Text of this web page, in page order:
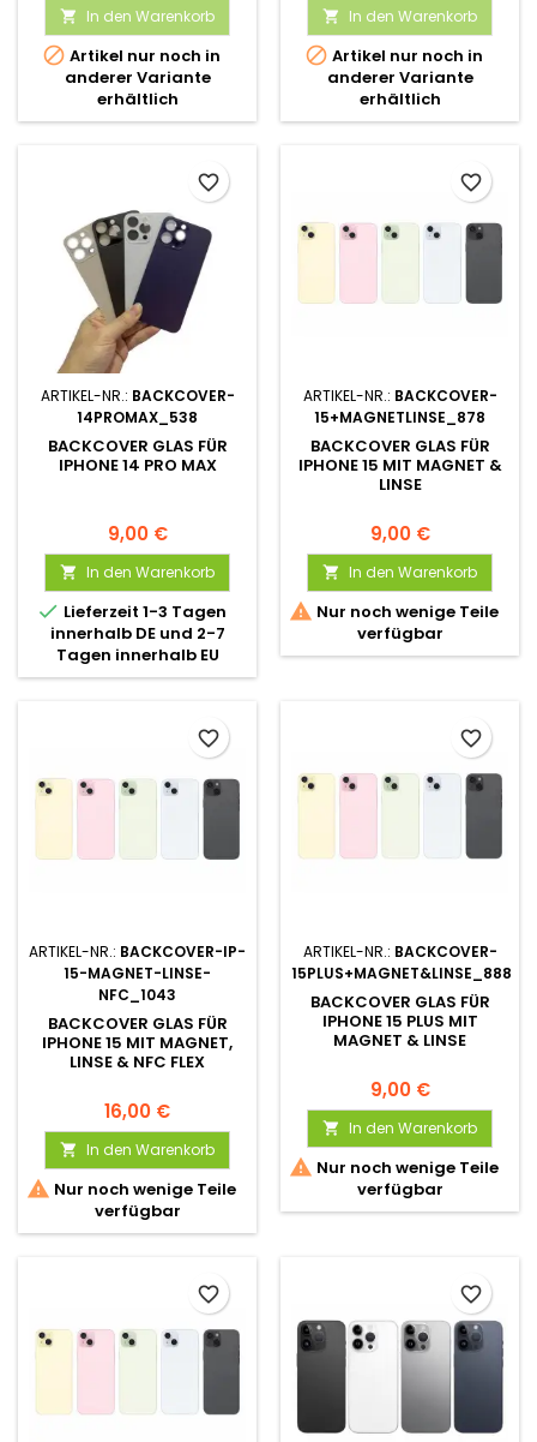
 In den Warenkorb
 Artikel nur noch in
anderer Variante
erhältlich
 In den Warenkorb
 Artikel nur noch in
anderer Variante
erhältlich
ARTIKEL-NR.: BACKCOVER-
14PROMAX_538
BACKCOVER GLAS FÜR
IPHONE 14 PRO MAX
9,00 €
 In den Warenkorb
 Lieferzeit 1-3 Tagen
innerhalb DE und 2-7
Tagen innerhalb EU
favorite_border
ARTIKEL-NR.: BACKCOVER-
15+MAGNETLINSE_878
BACKCOVER GLAS FÜR
IPHONE 15 MIT MAGNET &
LINSE
9,00 €
 In den Warenkorb
 Nur noch wenige Teile
verfügbar
favorite_border
ARTIKEL-NR.: BACKCOVER-IP-
15-MAGNET-LINSE-
NFC_1043
BACKCOVER GLAS FÜR
IPHONE 15 MIT MAGNET,
LINSE & NFC FLEX
16,00 €
 In den Warenkorb
 Nur noch wenige Teile
verfügbar
favorite_border
ARTIKEL-NR.: BACKCOVER-
15PLUS+MAGNET&LINSE_888
BACKCOVER GLAS FÜR
IPHONE 15 PLUS MIT
MAGNET & LINSE
9,00 €
 In den Warenkorb
 Nur noch wenige Teile
verfügbar
favorite_border
favorite_border favorite_border